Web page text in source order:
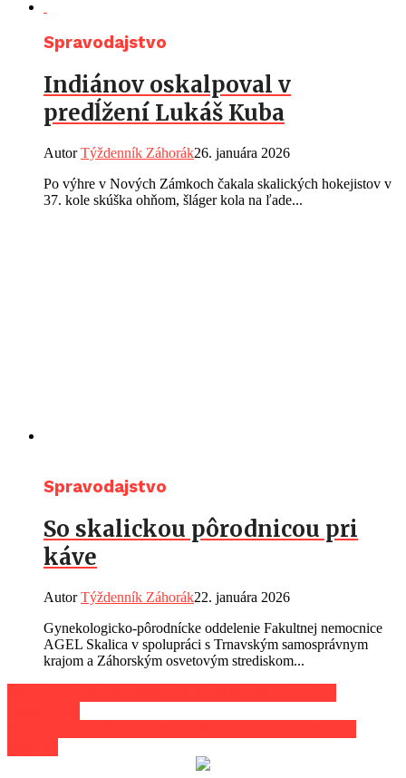
Spravodajstvo
Indiánov oskalpoval v
predĺžení Lukáš Kuba
AutorTýždenník Záhorák26. januára 2026
Po výhre v Nových Zámkoch čakala skalických hokejistov v
37. kole skúška ohňom, šláger kola na ľade...
Spravodajstvo
So skalickou pôrodnicou pri
káve
AutorTýždenník Záhorák22. januára 2026
Gynekologicko-pôrodnícke oddelenie Fakultnej nemocnice
AGEL Skalica v spolupráci s Trnavským samosprávnym
krajom a Záhorským osvetovým strediskom...